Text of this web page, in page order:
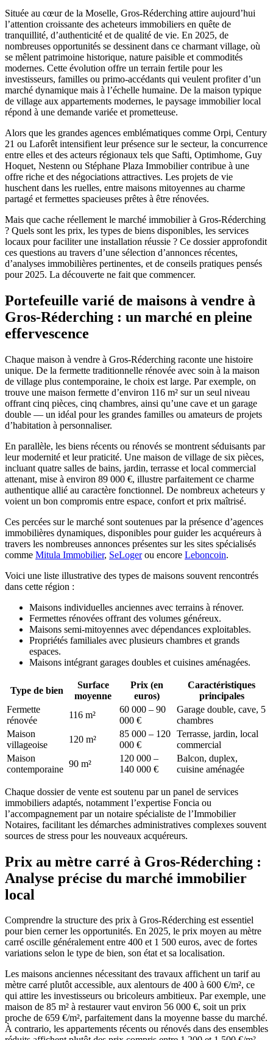
Située au cœur de la Moselle, Gros-Réderching attire aujourd’hui
l’attention croissante des acheteurs immobiliers en quête de
tranquillité, d’authenticité et de qualité de vie. En 2025, de
nombreuses opportunités se dessinent dans ce charmant village, où
se mêlent patrimoine historique, nature paisible et commodités
modernes. Cette évolution offre un terrain fertile pour les
investisseurs, familles ou primo-accédants qui veulent profiter d’un
marché dynamique mais à l’échelle humaine. De la maison typique
de village aux appartements modernes, le paysage immobilier local
répond à une demande variée et prometteuse.
Alors que les grandes agences emblématiques comme Orpi, Century
21 ou Laforêt intensifient leur présence sur le secteur, la concurrence
entre elles et des acteurs régionaux tels que Safti, Optimhome, Guy
Hoquet, Nestenn ou Stéphane Plaza Immobilier contribue à une
offre riche et des négociations attractives. Les projets de vie
huschent dans les ruelles, entre maisons mitoyennes au charme
partagé et fermettes spacieuses prêtes à être rénovées.
Mais que cache réellement le marché immobilier à Gros-Réderching
? Quels sont les prix, les types de biens disponibles, les services
locaux pour faciliter une installation réussie ? Ce dossier approfondit
ces questions au travers d’une sélection d’annonces récentes,
d’analyses immobilières pertinentes, et de conseils pratiques pensés
pour 2025. La découverte ne fait que commencer.
Portefeuille varié de maisons à vendre à
Gros-Réderching : un marché en pleine
effervescence
Chaque maison à vendre à Gros-Réderching raconte une histoire
unique. De la fermette traditionnelle rénovée avec soin à la maison
de village plus contemporaine, le choix est large. Par exemple, on
trouve une maison fermette d’environ 116 m² sur un seul niveau
offrant cinq pièces, cinq chambres, ainsi qu’une cave et un garage
double — un idéal pour les grandes familles ou amateurs de projets
d’habitation à personnaliser.
En parallèle, les biens récents ou rénovés se montrent séduisants par
leur modernité et leur praticité. Une maison de village de six pièces,
incluant quatre salles de bains, jardin, terrasse et local commercial
attenant, mise à environ 89 000 €, illustre parfaitement ce charme
authentique allié au caractère fonctionnel. De nombreux acheteurs y
voient un bon compromis entre espace, confort et prix maîtrisé.
Ces percées sur le marché sont soutenues par la présence d’agences
immobilières dynamiques, disponibles pour guider les acquéreurs à
travers les nombreuses annonces présentes sur les sites spécialisés
comme Mitula Immobilier, SeLogerou encore Leboncoin.
Voici une liste illustrative des types de maisons souvent rencontrés
dans cette région :
Maisons individuelles anciennes avec terrains à rénover.
Fermettes rénovées offrant des volumes généreux.
Maisons semi-mitoyennes avec dépendances exploitables.
Propriétés familiales avec plusieurs chambres et grands
espaces.
Maisons intégrant garages doubles et cuisines aménagées.
Type de bien
Surface
moyenne
Prix (en
euros)
Caractéristiques
principales
Fermette
rénovée
116 m²
60 000 – 90
000 €
Garage double, cave, 5
chambres
Maison
villageoise
120 m²
85 000 – 120
000 €
Terrasse, jardin, local
commercial
Maison
contemporaine
90 m²
120 000 –
140 000 €
Balcon, duplex,
cuisine aménagée
Chaque dossier de vente est soutenu par un panel de services
immobiliers adaptés, notamment l’expertise Foncia ou
l’accompagnement par un notaire spécialiste de l’Immobilier
Notaires, facilitant les démarches administratives complexes souvent
sources de stress pour les nouveaux acquéreurs.
Prix au mètre carré à Gros-Réderching :
Analyse précise du marché immobilier
local
Comprendre la structure des prix à Gros-Réderching est essentiel
pour bien cerner les opportunités. En 2025, le prix moyen au mètre
carré oscille généralement entre 400 et 1 500 euros, avec de fortes
variations selon le type de bien, son état et sa localisation.
Les maisons anciennes nécessitant des travaux affichent un tarif au
mètre carré plutôt accessible, aux alentours de 400 à 600 €/m², ce
qui attire les investisseurs ou bricoleurs ambitieux. Par exemple, une
maison de 85 m² à restaurer vaut environ 56 000 €, soit un prix
proche de 659 €/m², parfaitement dans la moyenne basse du marché.
À contrario, les appartements récents ou rénovés dans des ensembles